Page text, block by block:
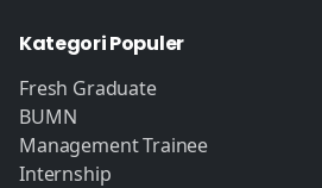
Kategori Populer
Fresh Graduate
BUMN
Management Trainee
Internship